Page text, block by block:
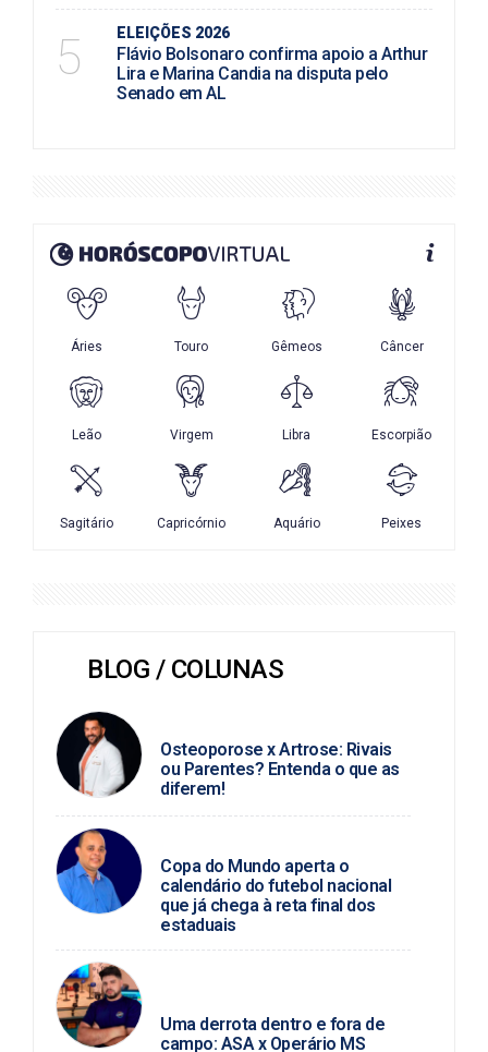
5 ELEIÇÕES 2026
Flávio Bolsonaro confirma apoio a Arthur
Lira e Marina Candia na disputa pelo
Senado em AL
BLOG / COLUNAS
Osteoporose x Artrose: Rivais
ou Parentes? Entenda o que as
diferem!
Copa do Mundo aperta o
calendário do futebol nacional
que já chega à reta final dos
estaduais
Uma derrota dentro e fora de
campo: ASA x Operário MS